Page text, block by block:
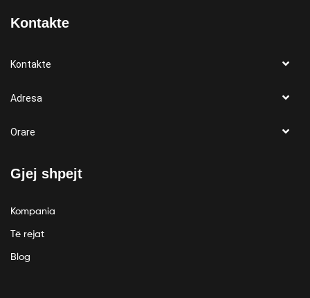
Kontakte
Kontakte
Adresa
Orare
Gjej shpejt
Kompania
Të rejat
Blog